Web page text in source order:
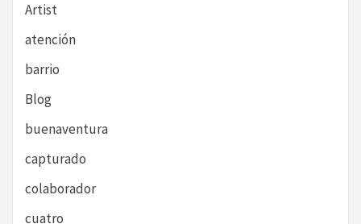
Artist
atención
barrio
Blog
buenaventura
capturado
colaborador
cuatro